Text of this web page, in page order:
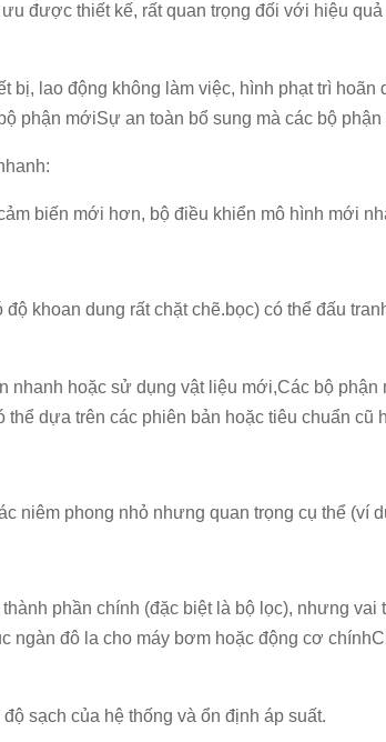
được thiết kế, rất quan trọng đối với hiệu
lao động không làm việc, hình phạt trì
phận mớiSự an toàn bổ sung mà các bộ
biến mới hơn, bộ điều khiển mô hình mới
khoan dung rất chặt chẽ.bọc) có thể đấu
hoặc sử dụng vật liệu mới,Các bộ
thể dựa trên các phiên bản hoặc tiêu chuẩn cũ
niêm phong nhỏ nhưng quan trọng cụ thể (ví
phần chính (đặc biệt là bộ lọc), nhưng
ngàn đô la cho máy bơm hoặc động cơ
sạch của hệ thống và ổn định áp suất.